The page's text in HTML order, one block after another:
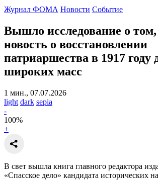
Журнал ФОМА Новости Событие
Вышло исследование о
новость о восстановлении
патриаршества в 1917 году
широких масс
1 мин., 07.07.2026
light dark sepia
-
100%
+
В свет вышла книга главного редактора
«Спасское дело» кандидата исторических